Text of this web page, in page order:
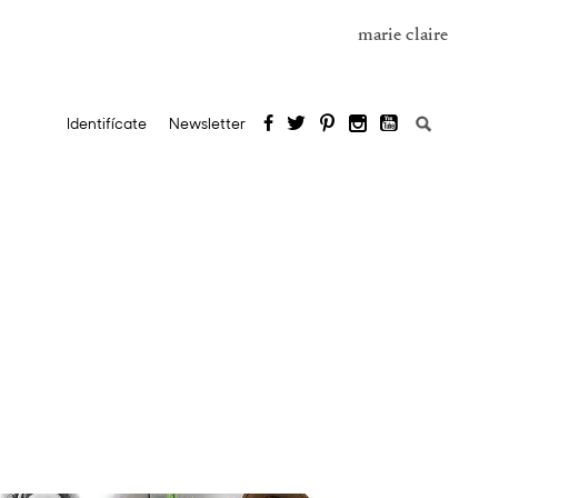
marie claire
Identifícate Newsletter Buscar: